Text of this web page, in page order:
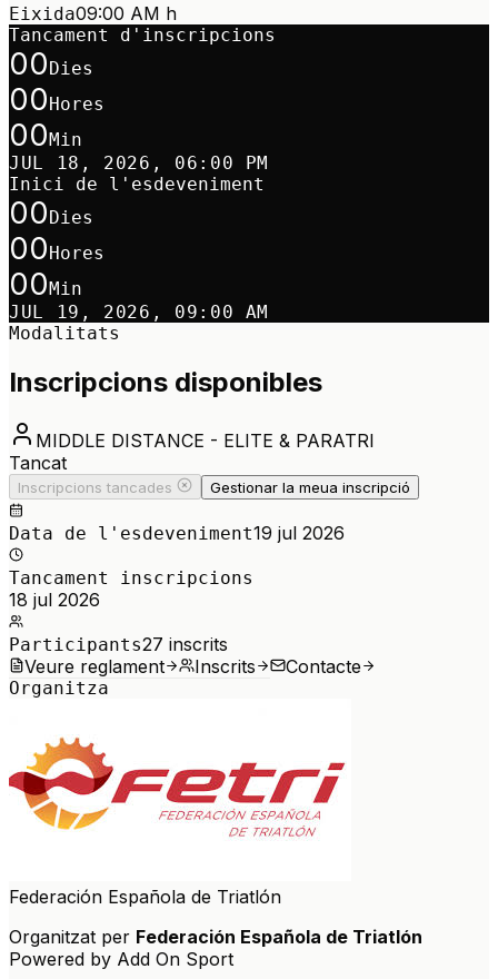
Eixida09:00 AM h
Tancament d'inscripcions
00Dies
00Hores
00Min
JUL 18, 2026, 06:00 PM
Inici de l'esdeveniment
00Dies
00Hores
00Min
JUL 19, 2026, 09:00 AM
Modalitats
Inscripcions disponibles
MIDDLE DISTANCE - ELITE & PARATRI
Tancat
Inscripcions tancades Gestionar la meua inscripció
Data de l'esdeveniment19 jul 2026
Tancament inscripcions
18 jul 2026
Participants27 inscrits
Veure reglament
Inscrits Contacte
Organitza
Federación Española de Triatlón
Organitzat per Federación Española de Triatlón
Powered by Add On Sport